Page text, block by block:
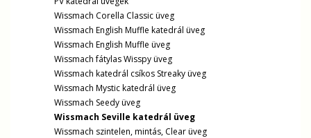
Wissmach Corella Classic üveg
Wissmach English Muffle katedrál üveg
Wissmach English Muffle üveg
Wissmach fátylas Wisspy üveg
Wissmach katedrál csíkos Streaky üveg
Wissmach Mystic katedrál üveg
Wissmach Seedy üveg
Wissmach Seville katedrál üveg
Wissmach szintelen, mintás, Clear üveg